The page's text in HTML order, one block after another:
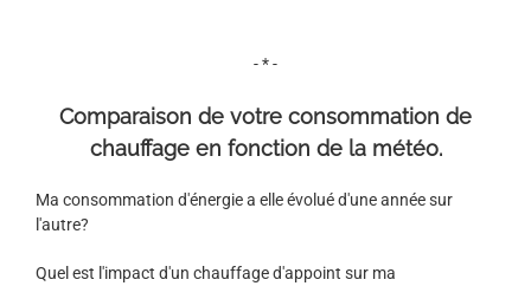
- * -
Comparaison de votre consommation de
chauffage en fonction de la météo.
Ma consommation d'énergie a elle évolué d'une année sur
l'autre?
Quel est l'impact d'un chauffage d'appoint sur ma